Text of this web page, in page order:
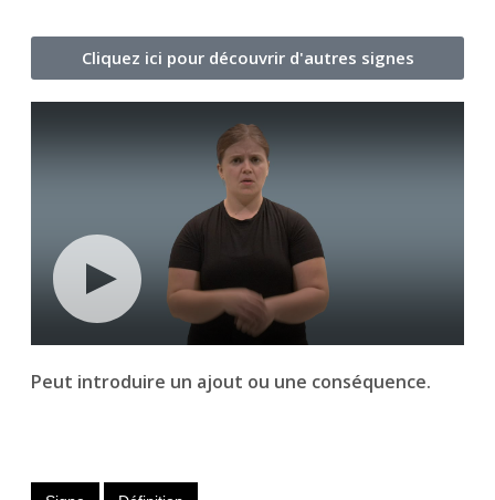
Cliquez ici pour découvrir d'autres signes
Peut introduire un ajout ou une conséquence.